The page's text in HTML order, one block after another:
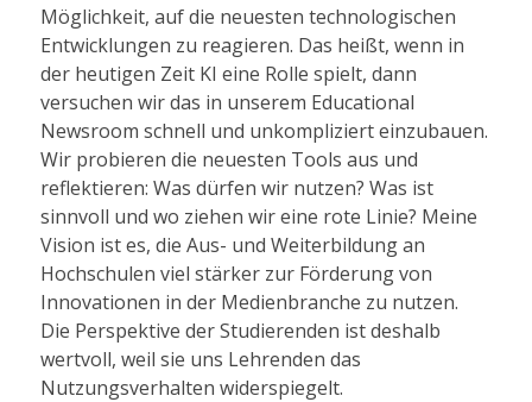
Möglichkeit, auf die neuesten technologischen
Entwicklungen zu reagieren. Das heißt, wenn in
der heutigen Zeit KI eine Rolle spielt, dann
versuchen wir das in unserem Educational
Newsroom schnell und unkompliziert einzubauen.
Wir probieren die neuesten Tools aus und
reflektieren: Was dürfen wir nutzen? Was ist
sinnvoll und wo ziehen wir eine rote Linie? Meine
Vision ist es, die Aus- und Weiterbildung an
Hochschulen viel stärker zur Förderung von
Innovationen in der Medienbranche zu nutzen.
Die Perspektive der Studierenden ist deshalb
wertvoll, weil sie uns Lehrenden das
Nutzungsverhalten widerspiegelt.